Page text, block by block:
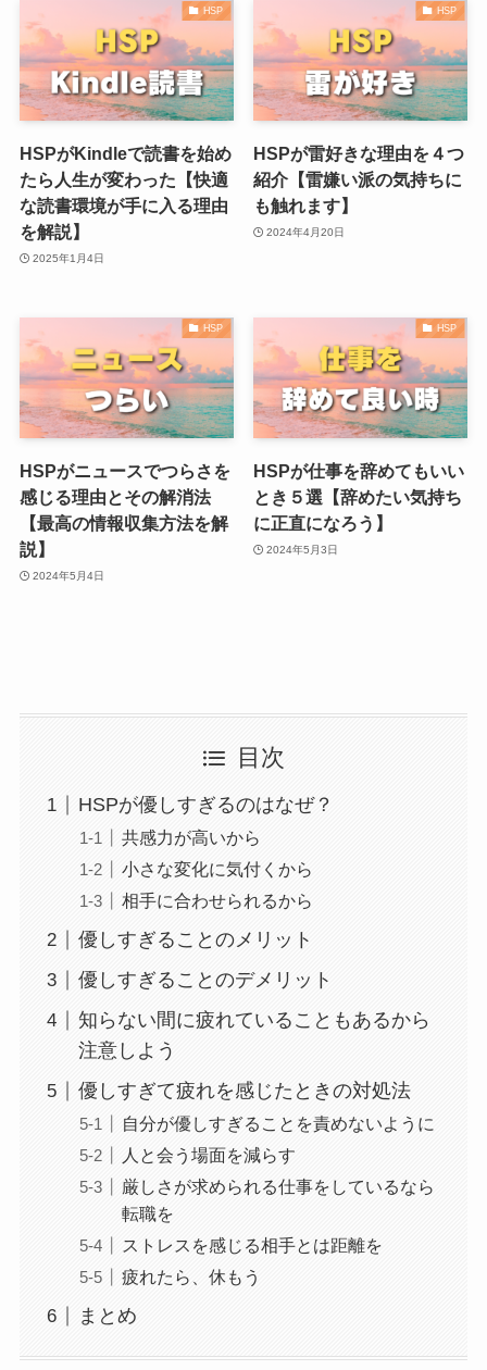
HSP
HSPがKindleで読書を始め
たら人生が変わった【快適
な読書環境が手に入る理由
を解説】
2025年1月4日
HSP
HSPが雷好きな理由を４つ
紹介【雷嫌い派の気持ちに
も触れます】
2024年4月20日
HSP
HSPがニュースでつらさを
感じる理由とその解消法
【最高の情報収集方法を解
説】
2024年5月4日
HSP
HSPが仕事を辞めてもいい
とき５選【辞めたい気持ち
に正直になろう】
2024年5月3日
目次
HSPが優しすぎるのはなぜ？
共感力が高いから
小さな変化に気付くから
相手に合わせられるから
優しすぎることのメリット
優しすぎることのデメリット
知らない間に疲れていることもあるから
注意しよう
優しすぎて疲れを感じたときの対処法
自分が優しすぎることを責めないように
人と会う場面を減らす
厳しさが求められる仕事をしているなら
転職を
ストレスを感じる相手とは距離を
疲れたら、休もう
まとめ